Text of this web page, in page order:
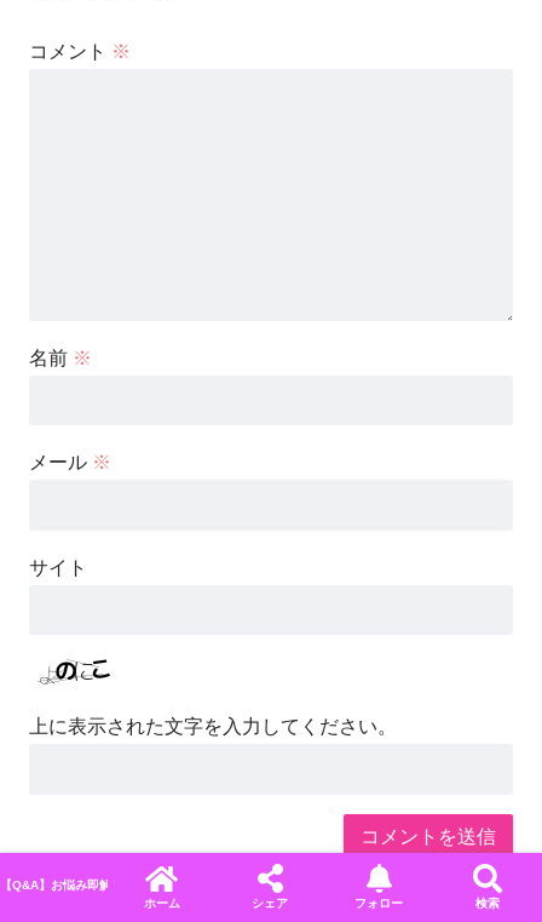
コメント ※
名前 ※
メール ※
サイト
上に表示された文字を入力してください。
【Q&A】お悩み即解決！ディズニーに関するよくある質問＆回答まとめ
ホーム
シェア フォロー 検索